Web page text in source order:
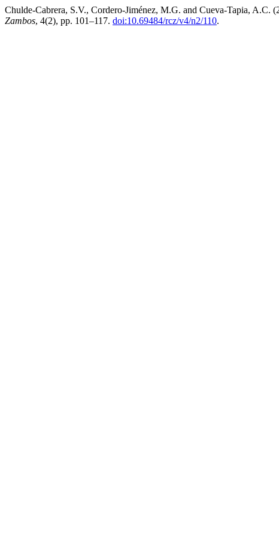
Chulde-Cabrera, S.V., Cordero-Jiménez, M.G. and Cueva-Tapia, A.C.
Zambos, 4(2), pp. 101–117. doi:10.69484/rcz/v4/n2/110.